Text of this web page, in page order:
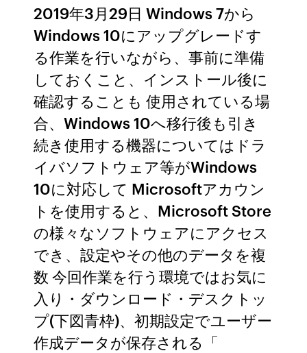
2019年3月29日 Windows 7から
Windows 10にアップグレードす
る作業を行いながら、事前に準備
しておくこと、インストール後に
確認することも 使用されている場
合、Windows 10へ移行後も引き
続き使用する機器についてはドラ
イバソフトウェア等がWindows
10に対応して Microsoftアカウン
トを使用すると、Microsoft Store
の様々なソフトウェアにアクセス
でき、設定やその他のデータを複
数 今回作業を行う環境ではお気に
入り・ダウンロード・デスクトッ
プ(下図青枠)、初期設定でユーザー
作成データが保存される「